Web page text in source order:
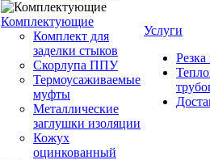
Комплектующие
Комплект для
заделки стыков
Скорлупа ППУ
Термоусаживаемые
муфты
Металлические
заглушки изоляции
Кожух
оцинкованный
Услуги
Резка